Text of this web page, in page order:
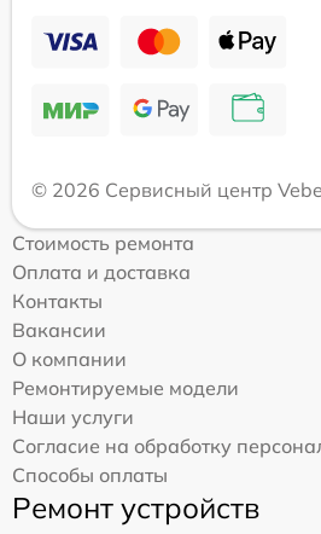
© 2026 Сервисный центр
Стоимость ремонта
Оплата и доставка
Контакты
Вакансии
О компании
Ремонтируемые модели
Наши услуги
Согласие на обработку
Способы оплаты
Ремонт устройств